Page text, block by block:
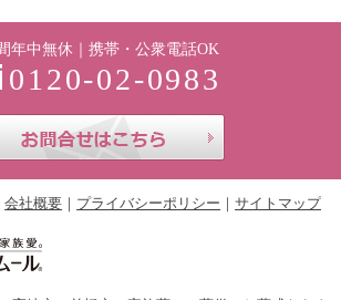
年中無休｜携帯・公衆電話OK
0120-02-0983
会社概要 プライバシーポリシー サイトマップ